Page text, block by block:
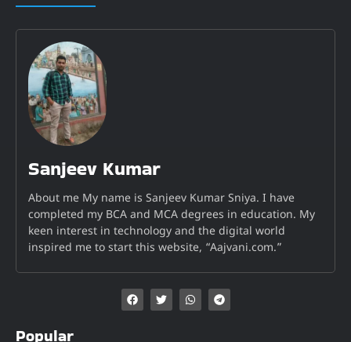
Sanjeev Kumar
About me My name is Sanjeev Kumar Sniya. I have
completed my BCA and MCA degrees in education. My
keen interest in technology and the digital world
inspired me to start this website, “Aajvani.com.”
Popular